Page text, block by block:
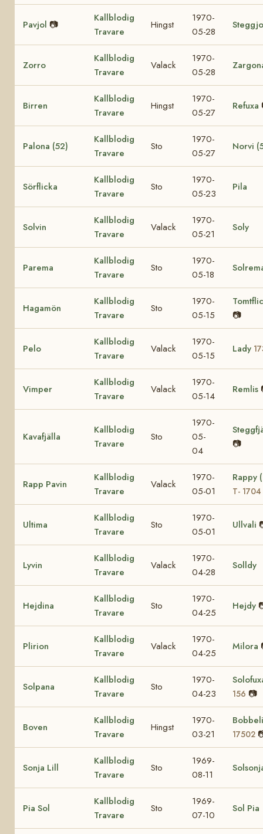
Pavjol 📷
Kallblodig
Travare
Hingst
1970-
05-28
Zorro
Kallblodig
Travare
Valack
1970-
05-28
Birren
Kallblodig
Travare
Hingst
1970-
05-27
Refuxa
Palona (52)
Kallblodig
Travare
Sto
1970-
05-27
Norvi
Sörflicka
Kallblodig
Travare
Sto
1970-
05-23
Pila
Solvin
Kallblodig
Travare
Valack
1970-
05-21
Soly
Parema
Kallblodig
Travare
Sto
1970-
05-18
Hagamön
Kallblodig
Travare
Sto
1970-
05-15
📷
Pelo
Kallblodig
Travare
Valack
1970-
05-15
Lady
Vimper
Kallblodig
Travare
Valack
1970-
05-14
Remlis
Kavafjälla
Kallblodig
Travare
Sto
1970-
05-
04
📷
Rapp Pavin
Kallblodig
Travare
Valack
1970-
05-01
Rappy
T- 1704
Ultima
Kallblodig
Travare
Sto
1970-
05-01
Ullvali
Lyvin
Kallblodig
Travare
Valack
1970-
04-28
Solldy
Hejdina
Kallblodig
Travare
Sto
1970-
04-25
Hejdy
Plirion
Kallblodig
Travare
Valack
1970-
04-25
Milora
Solpana
Kallblodig
Travare
Sto
1970-
04-23
156 📷
Boven
Kallblodig
Travare
Hingst
1970-
03-21
17502
Sonja Lill
Kallblodig
Travare
Sto
1969-
08-11
Pia Sol
Kallblodig
Travare
Sto
1969-
07-10
Sol Pia